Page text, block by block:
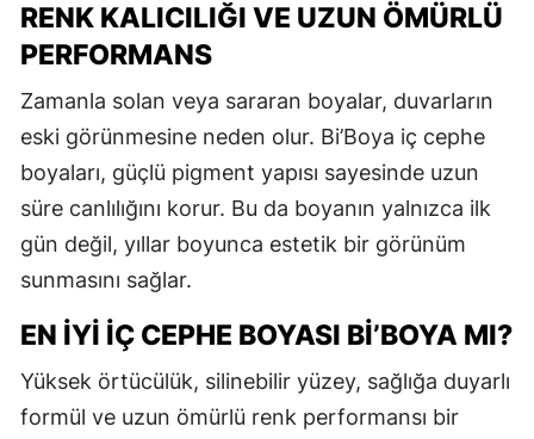
RENK KALICILIĞI VE UZUN ÖMÜRLÜ
PERFORMANS
Zamanla solan veya sararan boyalar, duvarların
eski görünmesine neden olur. Bi’Boya iç cephe
boyaları, güçlü pigment yapısı sayesinde uzun
süre canlılığını korur. Bu da boyanın yalnızca ilk
gün değil, yıllar boyunca estetik bir görünüm
sunmasını sağlar.
EN İYI İÇ CEPHE BOYASI BI’BOYA MI?
Yüksek örtücülük, silinebilir yüzey, sağlığa duyarlı
formül ve uzun ömürlü renk performansı bir